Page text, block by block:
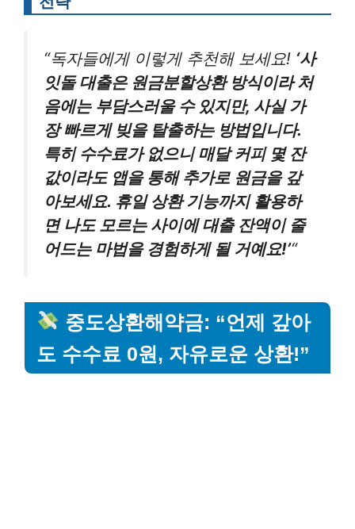
“독자들에게 이렇게 추천해 보세요! ‘사
잇돌 대출은 원금분할상환 방식이라 처
음에는 부담스러울 수 있지만, 사실 가
장 빠르게 빚을 탈출하는 방법입니다.
특히 수수료가 없으니 매달 커피 몇 잔
값이라도 앱을 통해 추가로 원금을 갚
아보세요. 휴일 상환 기능까지 활용하
면 나도 모르는 사이에 대출 잔액이 줄
어드는 마법을 경험하게 될 거예요!’“
중도상환해약금: “언제 갚아
도 수수료 0원, 자유로운 상환!”